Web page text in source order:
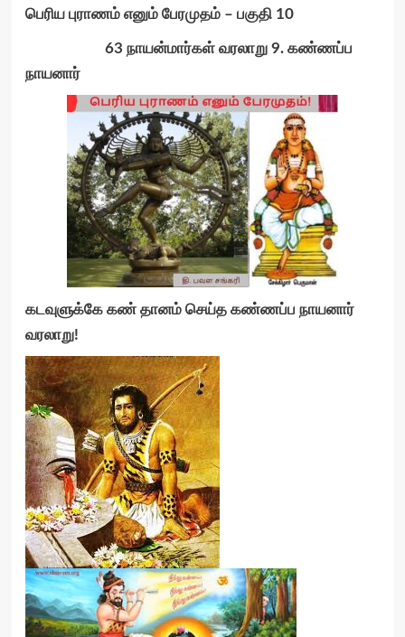
பெரிய புராணம் எனும் பேரமுதம் – பகுதி 10
63 நாயன்மார்கள் வரலாறு 9. கண்ணப்ப
நாயனார்
கடவுளுக்கே கண் தானம் செய்த கண்ணப்ப நாயனார்
வரலாறு!